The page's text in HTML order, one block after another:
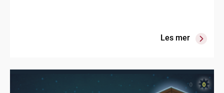
Les mer